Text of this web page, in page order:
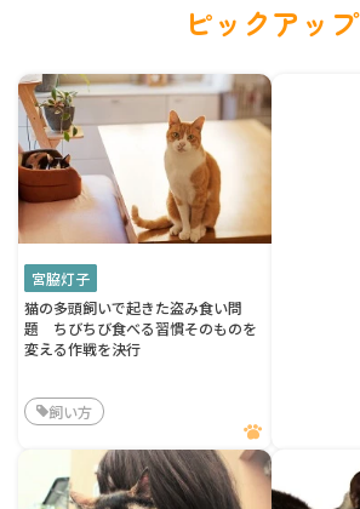
ピックアップ
宮脇灯子
猫の多頭飼いで起きた盗み食い問
題 ちびちび食べる習慣そのものを
変える作戦を決行
飼い方